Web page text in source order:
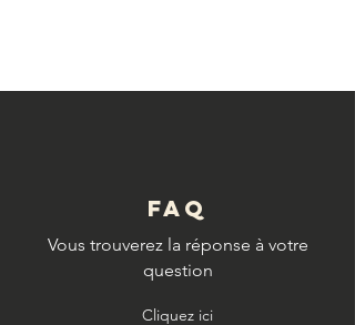
FAQ
Vous trouverez la réponse à votre
question
Cliquez ici